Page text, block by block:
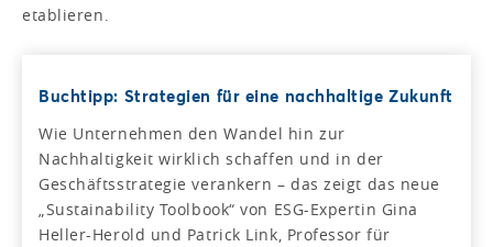
etablieren.
Buchtipp: Strategien für eine nachhaltige Zukunft
Wie Unternehmen den Wandel hin zur
Nachhaltigkeit wirklich schaffen und in der
Geschäftsstrategie verankern – das zeigt das neue
„Sustainability Toolbook“ von ESG-Expertin Gina
Heller-Herold und Patrick Link, Professor für